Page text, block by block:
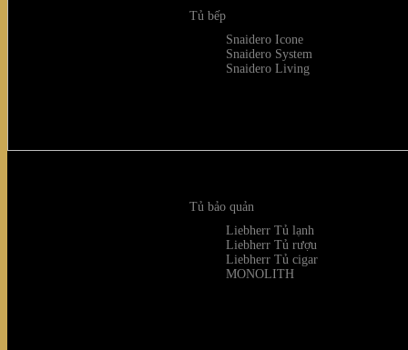
Tủ bếp
Snaidero Icone
Snaidero System
Snaidero Living
Tủ bảo quản
Liebherr Tủ lạnh
Liebherr Tủ rượu
Liebherr Tủ cigar
MONOLITH